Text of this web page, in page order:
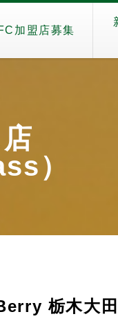
加盟店募集
）
栃木大